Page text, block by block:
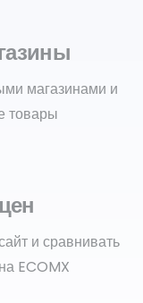
магазинами и
товары
и сравнивать
ECOMX